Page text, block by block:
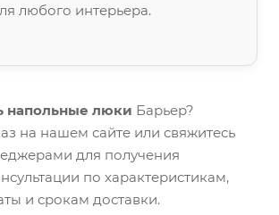
любого интерьера.
напольные люки Барьер?
на нашем сайте или свяжитесь
для получения
по характеристикам,
и срокам доставки.